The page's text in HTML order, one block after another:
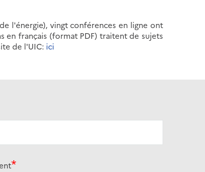
l'énergie), vingt conférences en ligne ont
en français (format PDF) traitent de sujets
de l'UIC: ici